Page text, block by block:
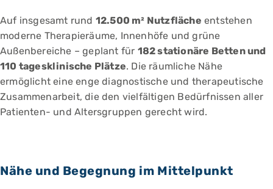
Auf insgesamt rund 12.500 m² Nutzfläche entstehen
moderne Therapieräume, Innenhöfe und grüne
Außenbereiche – geplant für 182 stationäre Betten und
110 tagesklinische Plätze. Die räumliche Nähe
ermöglicht eine enge diagnostische und therapeutische
Zusammenarbeit, die den vielfältigen Bedürfnissen aller
Patienten- und Altersgruppen gerecht wird.
Nähe und Begegnung im Mittelpunkt